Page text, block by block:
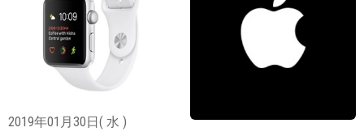
2019年01月30日( 水 )